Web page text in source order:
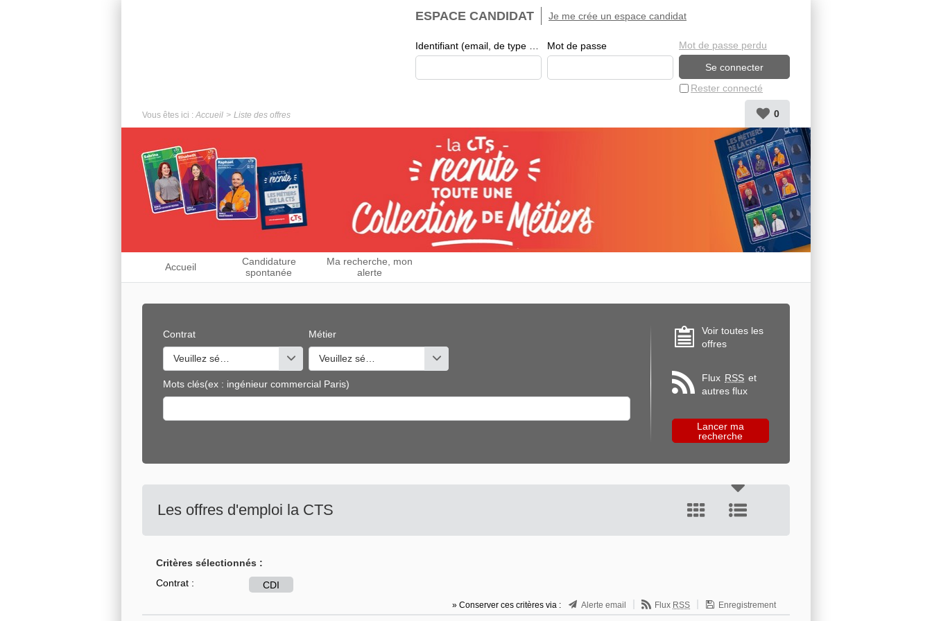
ESPACE CANDIDAT
Mot de passe
Rester connecté
Mot de passe perdu
Je me crée un espace candidat
Vous êtes ici : Accueil Liste des offres 0
Accueil
Candidature
spontanée
Ma recherche, mon
alerte
Contrat
Veuillez sélectionner une ou des valeurs
Métier
Veuillez sélectionner une ou des valeurs
Mots clés(ex : ingénieur commercial Paris)
Voir toutes les
offres
Flux RSS et
autres flux
Les offres d'emploi la CTS
Critères sélectionnés :
Contrat :
CDI
» Conserver ces critères via : Alerte email Flux RSS
Enregistrement